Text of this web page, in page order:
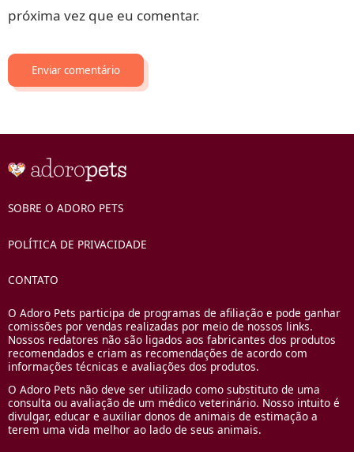
próxima vez que eu comentar.
SOBRE O ADORO PETS
POLÍTICA DE PRIVACIDADE
CONTATO
O Adoro Pets participa de programas de afiliação e pode ganhar
comissões por vendas realizadas por meio de nossos links.
Nossos redatores não são ligados aos fabricantes dos produtos
recomendados e criam as recomendações de acordo com
informações técnicas e avaliações dos produtos.
O Adoro Pets não deve ser utilizado como substituto de uma
consulta ou avaliação de um médico veterinário. Nosso intuito é
divulgar, educar e auxiliar donos de animais de estimação a
terem uma vida melhor ao lado de seus animais.